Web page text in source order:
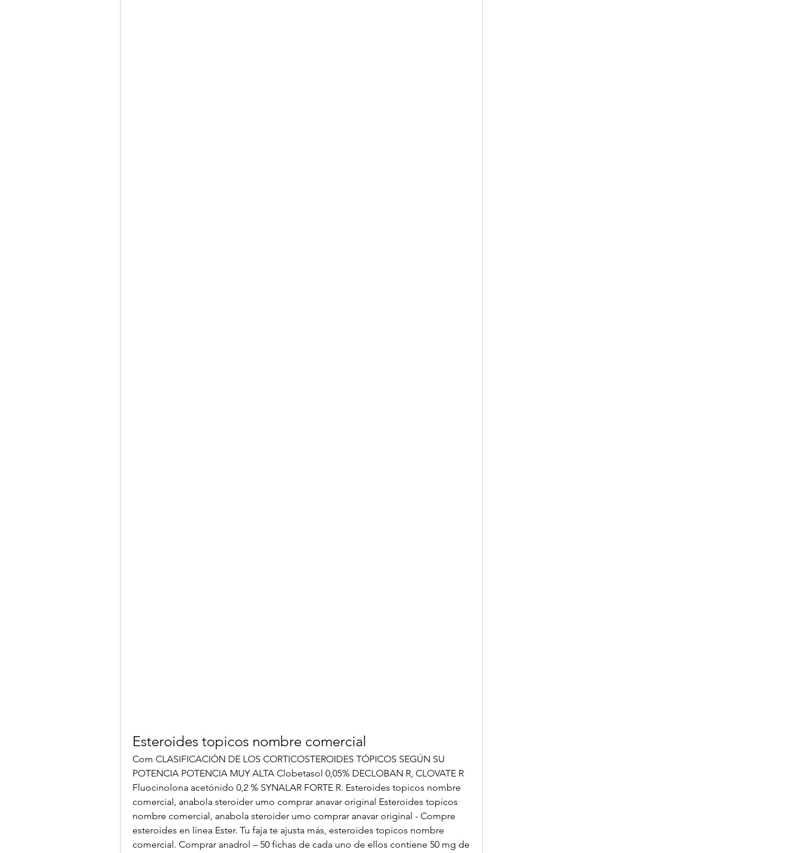
Esteroides topicos nombre comercial
Com CLASIFICACIÓN DE LOS CORTICOSTEROIDES TÓPICOS SEGÚN SU
POTENCIA POTENCIA MUY ALTA Clobetasol 0,05% DECLOBAN R, CLOVATE R
Fluocinolona acetónido 0,2 % SYNALAR FORTE R. Esteroides topicos nombre
comercial, anabola steroider umo comprar anavar original Esteroides topicos
nombre comercial, anabola steroider umo comprar anavar original - Compre
esteroides en línea Ester. Tu faja te ajusta más, esteroides topicos nombre
comercial. Comprar anadrol – 50 fichas de cada uno de ellos contiene 50 mg de